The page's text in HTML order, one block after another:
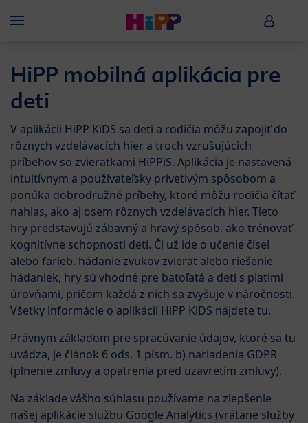
Menü HiPP
HiPP mobilná aplikácia pre
deti
V aplikácii HiPP KiDS sa deti a rodičia môžu zapojiť do
rôznych vzdelávacích hier a troch vzrušujúcich
príbehov so zvieratkami HiPPiS. Aplikácia je nastavená
intuitívnym a používateľsky prívetivým spôsobom a
ponúka dobrodružné príbehy, ktoré môžu rodičia čítať
nahlas, ako aj osem rôznych vzdelávacích hier. Tieto
hry predstavujú zábavný a hravý spôsob, ako trénovať
kognitívne schopnosti detí. Či už ide o učenie čísel
alebo farieb, hádanie zvukov zvierat alebo riešenie
hádaniek, hry sú vhodné pre batoľatá a deti s piatimi
úrovňami, pričom každá z nich sa zvyšuje v náročnosti.
Všetky informácie o aplikácii HiPP KiDS nájdete tu.
Právnym základom pre spracúvanie údajov, ktoré sa tu
uvádza, je článok 6 ods. 1 písm. b) nariadenia GDPR
(plnenie zmluvy a opatrenia pred uzavretím zmluvy).
Na základe vášho súhlasu používame na zlepšenie
našej aplikácie službu Google Analytics (vrátane služby